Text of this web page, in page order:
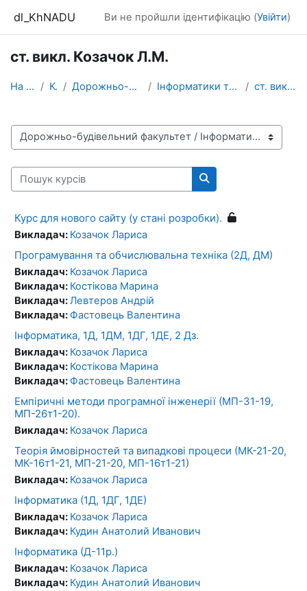
dl_KhNADU Ви не пройшли ідентифікацію (Увійти)
ст. викл. Козачок Л.М.
На головну Курси Дорожньо-будівельний факультет Інформатики та прикладної математики ст. викл. Козачок Л.М.
Категорії курсів
Пошук курсів
Пошук курсів
Курс для нового сайту (у стані розробки).
Викладач: Козачок Лариса
Програмування та обчислювальна техніка (2Д, ДМ)
Викладач: Козачок Лариса
Викладач: Костікова Марина
Викладач:Левтеров Андрій
Викладач: Фастовець Валентина
Інформатика, 1Д, 1ДМ, 1ДГ, 1ДЕ, 2 Дз.
Викладач: Козачок Лариса
Викладач: Костікова Марина
Викладач: Фастовець Валентина
Емпіричні методи програмної інженерії (МП-31-19,
МП-26т1-20).
Викладач: Козачок Лариса
Теорія ймовірностей та випадкові процеси (МК-21-20,
МК-16т1-21, МП-21-20, МП-16т1-21)
Викладач: Козачок Лариса
Інформатика (1Д, 1ДГ, 1ДЕ)
Викладач: Козачок Лариса
Викладач: Кудин Анатолий Иванович
Інформатика (Д-11р.)
Викладач: Козачок Лариса
Викладач: Кудин Анатолий Иванович